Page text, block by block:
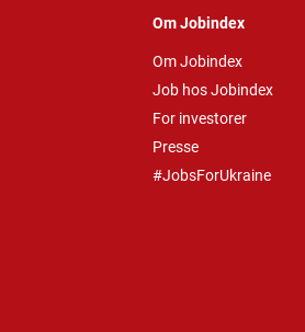
Om Jobindex
Om Jobindex
Job hos Jobindex
For investorer
Presse
#JobsForUkraine